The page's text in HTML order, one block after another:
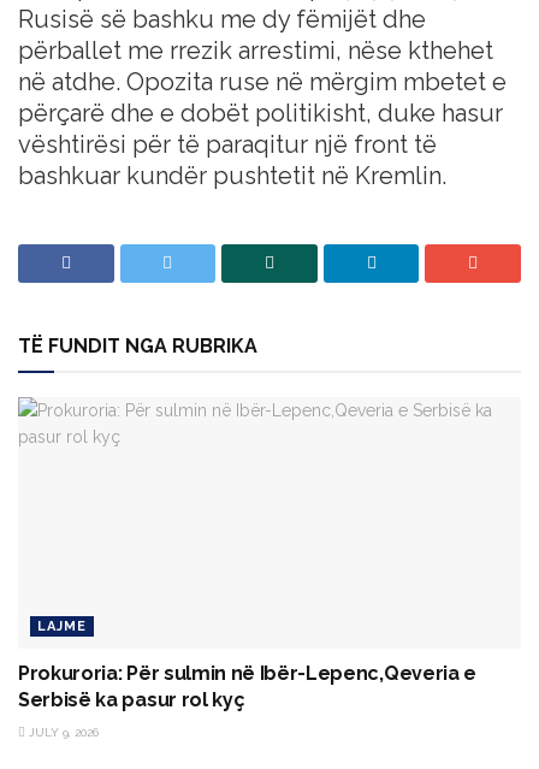
Rusisë së bashku me dy fëmijët dhe
përballet me rrezik arrestimi, nëse kthehet
në atdhe. Opozita ruse në mërgim mbetet e
përçarë dhe e dobët politikisht, duke hasur
vështirësi për të paraqitur një front të
bashkuar kundër pushtetit në Kremlin.
TË FUNDIT NGA RUBRIKA
LAJME
Prokuroria: Për sulmin në Ibër-Lepenc,Qeveria e
Serbisë ka pasur rol kyç
JULY 9, 2026